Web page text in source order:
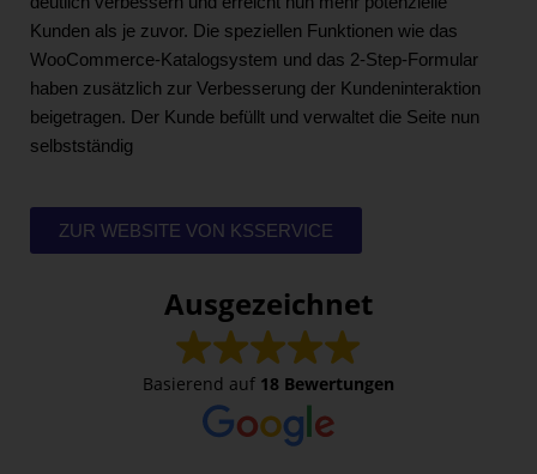
Kunden als je zuvor. Die speziellen Funktionen wie das
WooCommerce-Katalogsystem und das 2-Step-Formular
haben zusätzlich zur Verbesserung der Kundeninteraktion
beigetragen. Der Kunde befüllt und verwaltet die Seite nun
selbstständig
ZUR WEBSITE VON KSSERVICE
Ausgezeichnet
Basierend auf 18 Bewertungen